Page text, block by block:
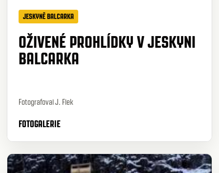
JESKYNĚ BALCARKA
OŽIVENÉ PROHLÍDKY V JESKYNI
BALCARKA
Fotografoval J. Flek
FOTOGALERIE